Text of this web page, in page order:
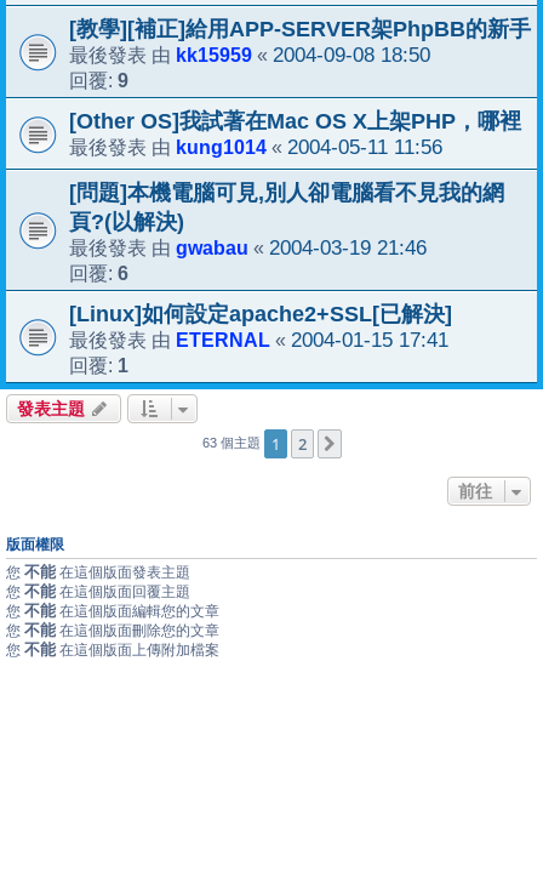
[教學][補正]給用APP-SERVER架PhpBB的新手
最後發表 由 kk15959 « 2004-09-08 18:50
回覆: 9
[Other OS]我試著在Mac OS X上架PHP，哪裡
最後發表 由 kung1014 « 2004-05-11 11:56
[問題]本機電腦可見,別人卻電腦看不見我的網
頁?(以解決)
最後發表 由 gwabau « 2004-03-19 21:46
回覆: 6
[Linux]如何設定apache2+SSL[已解決]
最後發表 由 ETERNAL « 2004-01-15 17:41
回覆: 1
發表主題
63 個主題 1 2
前往
版面權限
您 不能 在這個版面發表主題
您 不能 在這個版面回覆主題
您 不能 在這個版面編輯您的文章
您 不能 在這個版面刪除您的文章
您 不能 在這個版面上傳附加檔案